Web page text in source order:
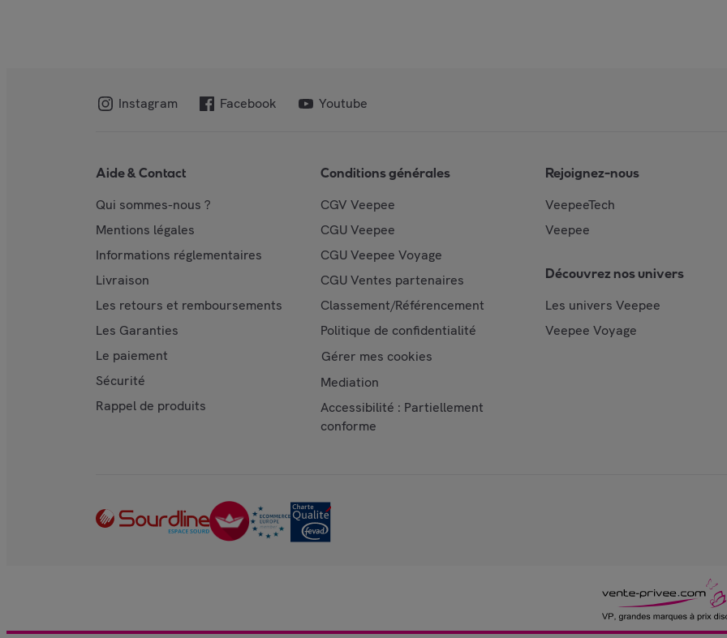
Instagram Facebook Youtube
Aide & Contact
Qui sommes-nous ?
Mentions légales
Informations réglementaires
Livraison
Les retours et remboursements
Les Garanties
Le paiement
Sécurité
Rappel de produits
Conditions générales
CGV Veepee
CGU Veepee
CGU Veepee Voyage
CGU Ventes partenaires
Classement/Référencement
Politique de confidentialité
Gérer mes cookies
Mediation
Accessibilité : Partiellement
conforme
Rejoignez-nous
VeepeeTech
Veepee
Découvrez nos univers
Les univers Veepee
Veepee Voyage